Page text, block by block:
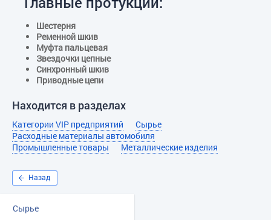
Сырье
Шестерня
Ременной шкив
Муфта пальцевая
Звездочки цепные
Синхронный шкив
Приводные цепи
Находится в разделах
Категории VIP предприятий
Сырье
Расходные материалы автомобиля
Промышленные товары
Металлические изделия
Назад